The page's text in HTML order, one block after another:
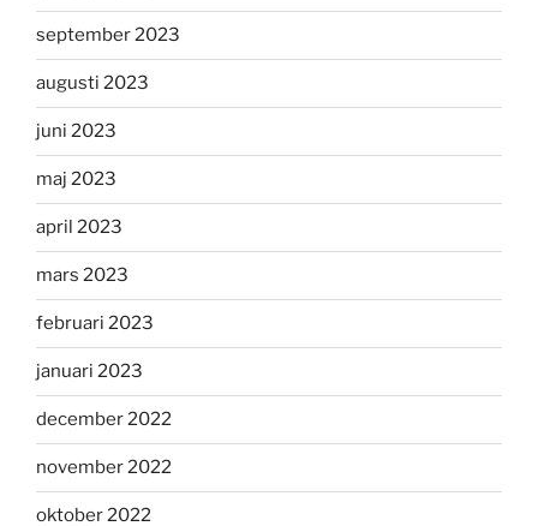
september 2023
augusti 2023
juni 2023
maj 2023
april 2023
mars 2023
februari 2023
januari 2023
december 2022
november 2022
oktober 2022